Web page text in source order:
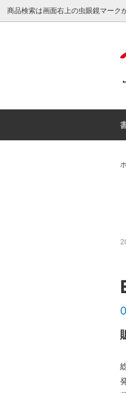
商品検索は画面右上の虫眼鏡マーク
unity関連書籍
0